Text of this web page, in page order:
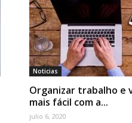
Noticias
Organizar trabalho e
mais fácil com a...
julio 6, 2020